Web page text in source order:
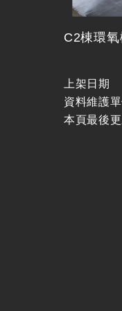
C2棟環
上架日期
資料維護
本頁最後